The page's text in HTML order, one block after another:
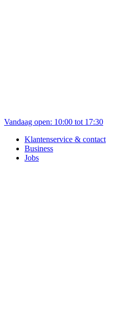
Vandaag open: 10:00 tot 17:30
Klantenservice & contact
Business
Jobs